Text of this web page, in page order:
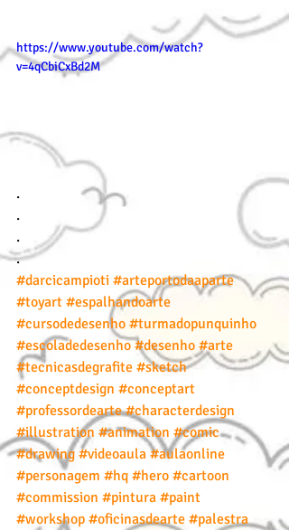
https://www.youtube.com/watch?
v=4qCbiCxBd2M
.
.
.
.
#darcicampioti #arteportodaaparte
#toyart #espalhandoarte
#cursodedesenho #turmadopunquinho
#escoladedesenho #desenho #arte
#tecnicasdegrafite #sketch
#conceptdesign #conceptart
#professordearte #characterdesign
#illustration #animation #comic
#drawing #videoaula #aulaonline
#personagem #hq #hero #cartoon
#commission #pintura #paint
#workshop #oficinasdearte #palestra